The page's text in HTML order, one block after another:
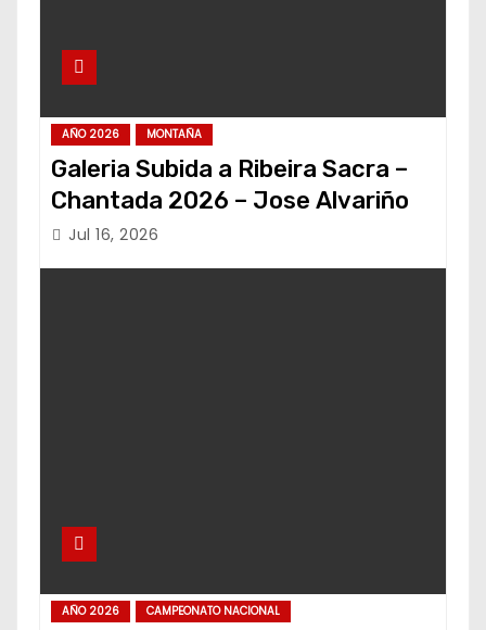
AÑO 2026 MONTAÑA
Galeria Subida a Ribeira Sacra –
Chantada 2026 – Jose Alvariño
Jul 16, 2026
AÑO 2026 CAMPEONATO NACIONAL